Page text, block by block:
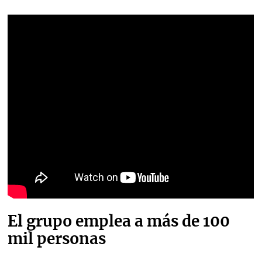
El grupo emplea a más de 100
mil personas